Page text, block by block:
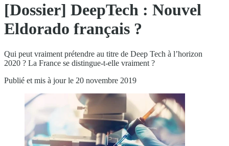
[Dossier] DeepTech : Nouvel
Eldorado français ?
Qui peut vraiment prétendre au titre de Deep Tech à l’horizon
2020 ? La France se distingue-t-elle vraiment ?
Publié et mis à jour le 20 novembre 2019